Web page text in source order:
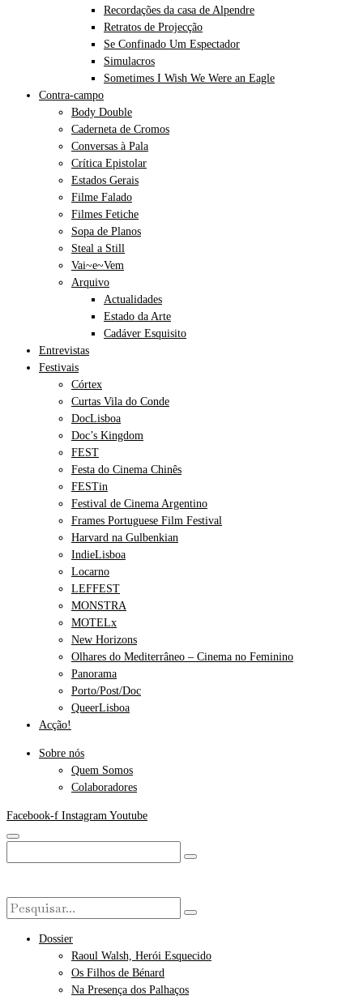
Recordações da casa de Alpendre
Retratos de Projecção
Se Confinado Um Espectador
Simulacros
Sometimes I Wish We Were an Eagle
Contra-campo
Body Double
Caderneta de Cromos
Conversas à Pala
Crítica Epistolar
Estados Gerais
Filme Falado
Filmes Fetiche
Sopa de Planos
Steal a Still
Vai~e~Vem
Arquivo
Actualidades
Estado da Arte
Cadáver Esquisito
Entrevistas
Festivais
Córtex
Curtas Vila do Conde
DocLisboa
Doc’s Kingdom
FEST
Festa do Cinema Chinês
FESTin
Festival de Cinema Argentino
Frames Portuguese Film Festival
Harvard na Gulbenkian
IndieLisboa
Locarno
LEFFEST
MONSTRA
MOTELx
New Horizons
Olhares do Mediterrâneo – Cinema no Feminino
Panorama
Porto/Post/Doc
QueerLisboa
Acção!
Sobre nós
Quem Somos
Colaboradores
Facebook-f Instagram Youtube
Dossier
Raoul Walsh, Herói Esquecido
Os Filhos de Bénard
Na Presença dos Palhaços